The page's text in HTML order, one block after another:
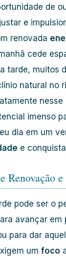
de
e
renovada
cede
tarde, muitos
natural no
nesse
imenso
dia em um
e
Renovação
pode ser o
avançar em
para dar
um foco